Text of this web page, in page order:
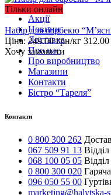
Тільки онлайн
Набір для барбекю
Ціна: 249.00 грн/кг 312.00
Хочу замовити
Акції
Новини
Доставка
Про нас
Про виробництво
Магазини
Контакти
Бістро “Тареля”
Контакти
0 800 300 262
067 509 91 13
068 100 05 05
0 800 300 020
096 050 55 00
marketing@halytska-